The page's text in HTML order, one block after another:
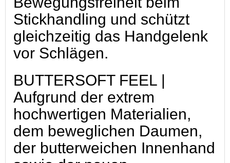
Stickhandling und schützt
gleichzeitig das Handgelenk
vor Schlägen.
BUTTERSOFT FEEL |
Aufgrund der extrem
hochwertigen Materialien,
dem beweglichen Daumen,
der butterweichen Innenhand